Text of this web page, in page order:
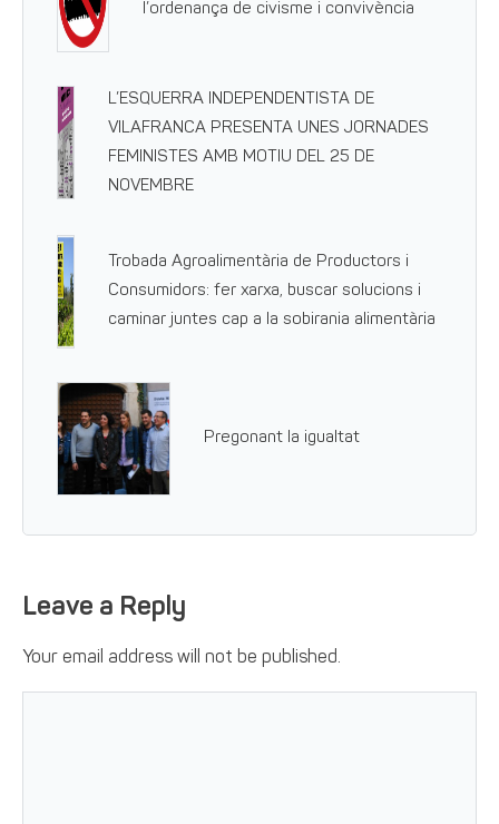
l’ordenança de civisme i convivència
L’ESQUERRA INDEPENDENTISTA DE
VILAFRANCA PRESENTA UNES JORNADES
FEMINISTES AMB MOTIU DEL 25 DE
NOVEMBRE
Trobada Agroalimentària de Productors i
Consumidors: fer xarxa, buscar solucions i
caminar juntes cap a la sobirania alimentària
Pregonant la igualtat
Leave a Reply
Your email address will not be published.